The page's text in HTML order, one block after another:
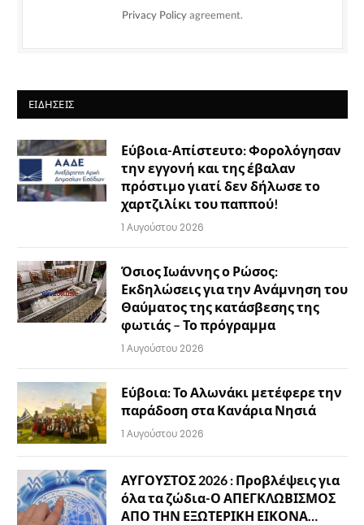
Privacy Policy agreement.
ΕΙΔΉΣΕΙΣ
Εύβοια-Απίστευτο: Φορολόγησαν
την εγγονή και της έβαλαν
πρόστιμο γιατί δεν δήλωσε το
χαρτζιλίκι του παππού!
1 Αυγούστου 2026
Όσιος Ιωάννης ο Ρώσος:
Εκδηλώσεις για την Ανάμνηση του
Θαύματος της κατάσβεσης της
φωτιάς – Το πρόγραμμα
1 Αυγούστου 2026
Εύβοια: Το Αλωνάκι μετέφερε την
παράδοση στα Κανάρια Νησιά
1 Αυγούστου 2026
ΑΥΓΟΥΣΤΟΣ 2026 : Προβλέψεις για
όλα τα ζώδια-Ο ΑΠΕΓΚΛΩΒΙΣΜΟΣ
ΑΠΟ ΤΗΝ ΕΞΩΤΕΡΙΚΗ ΕΙΚΟΝΑ…